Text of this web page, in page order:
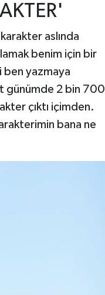
aslında
benim için bir
ben yazmaya
günümde 2 bin 700
çıktı içimden.
bana ne